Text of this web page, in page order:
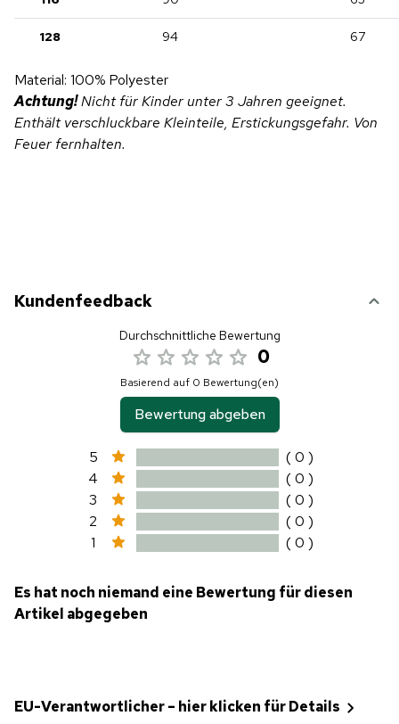
128 94 67
Material: 100% Polyester
Achtung!Nicht für Kinder unter 3 Jahren geeignet.
Enthält verschluckbare Kleinteile, Erstickungsgefahr. Von
Feuer fernhalten.
Kundenfeedback
Durchschnittliche Bewertung
0
Basierend auf 0 Bewertung(en)
Bewertung abgeben
5
( 0 )
4
( 0 )
3
( 0 )
2
( 0 )
1
( 0 )
Es hat noch niemand eine Bewertung für diesen
Artikel abgegeben
EU-Verantwortlicher – hier klicken für Details